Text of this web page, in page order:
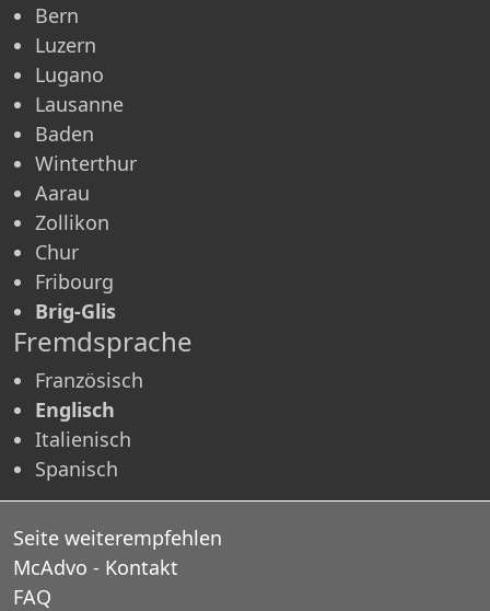
Bern
Luzern
Lugano
Lausanne
Baden
Winterthur
Aarau
Zollikon
Chur
Fribourg
Brig-Glis
Fremdsprache
Französisch
Englisch
Italienisch
Spanisch
Seite weiterempfehlen
McAdvo - Kontakt
FAQ